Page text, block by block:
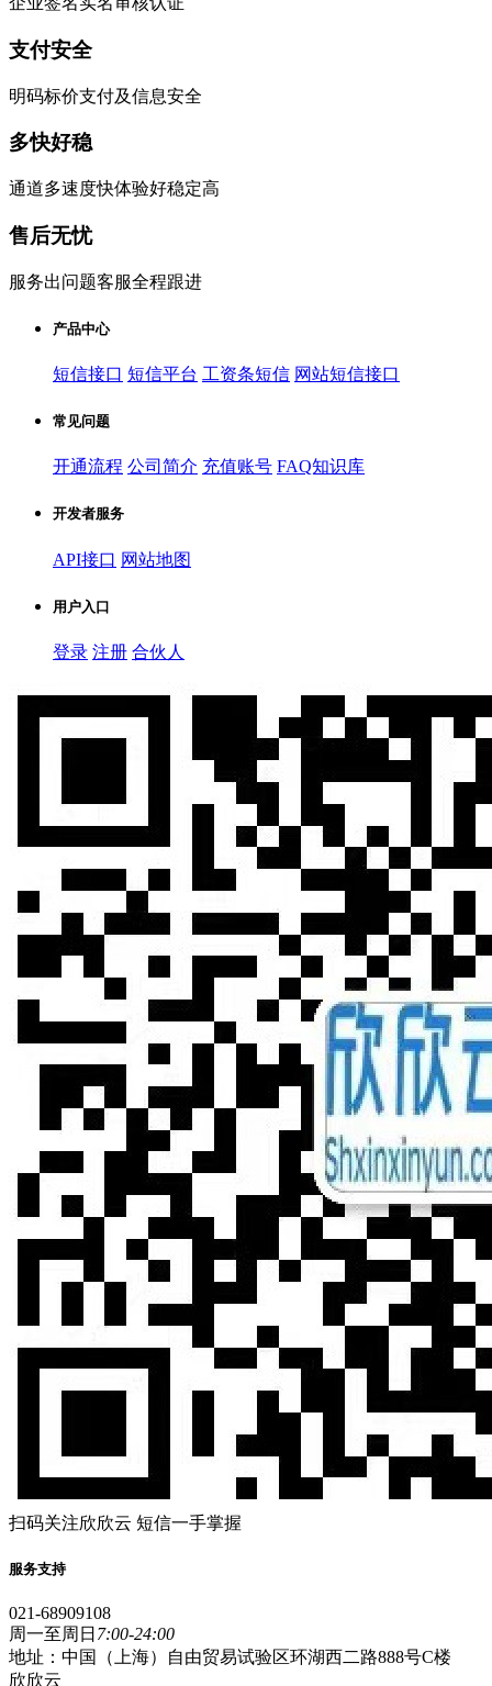
支付安全
明码标价支付及信息安全
多快好稳
通道多速度快体验好稳定高
售后无忧
服务出问题客服全程跟进
产品中心
短信接口 短信平台 工资条短信 网站短信接口
常见问题
开通流程 公司简介 充值账号 FAQ知识库
开发者服务
API接口 网站地图
用户入口
登录 注册 合伙人
扫码关注欣欣云 短信一手掌握
服务支持
021-68909108
周一至周日 7:00-24:00
地址：中国（上海）自由贸易试验区环湖西二路888号C楼
欣欣云